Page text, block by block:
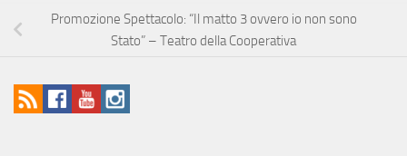
Promozione Spettacolo: “Il matto 3 ovvero io non sono
Stato” – Teatro della Cooperativa